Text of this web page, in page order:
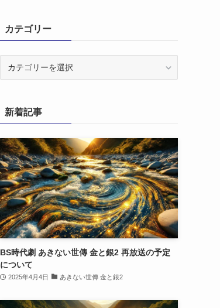
カテゴリー
ー新着記事
BS時代劇 あきない世傳 金と銀2 再放送の予定
について
2025年4月4日 あきない世傳 金と銀2